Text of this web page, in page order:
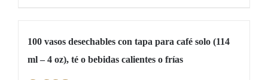
100 vasos desechables con tapa para café solo (114
ml – 4 oz), té o bebidas calientes o frías